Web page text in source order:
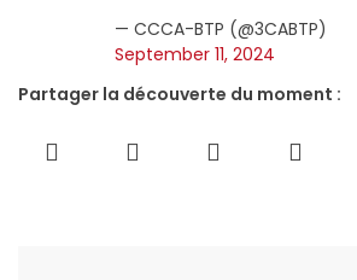
— CCCA-BTP (@3CABTP)
September 11, 2024
Partager la découverte du moment :